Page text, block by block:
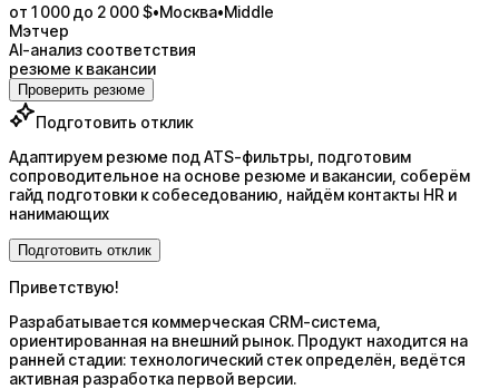
от 1 000 до 2 000 $•Москва•Middle
Мэтчер
AI-анализ соответствия
резюме к вакансии
Проверить резюме
Подготовить отклик
Адаптируем резюме под ATS-фильтры, подготовим
сопроводительное на основе резюме и вакансии, соберём
гайд подготовки к собеседованию, найдём контакты HR и
нанимающих
Подготовить отклик
Приветствую!
Разрабатывается коммерческая CRM-система,
ориентированная на внешний рынок. Продукт находится на
ранней стадии: технологический стек определён, ведётся
активная разработка первой версии.